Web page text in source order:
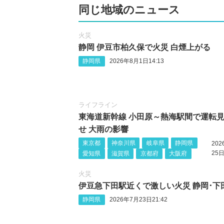
同じ地域のニュース
火災
静岡 伊豆市柏久保で火災 白煙上がる
静岡県 2026年8月1日14:13
ライフライン
東海道新幹線 小田原～熱海駅間で運転
せ 大雨の影響
東京都 神奈川県 岐阜県
静岡県
愛知県
滋賀県 京都府 大阪府
25
火災
伊豆急下田駅近くで激しい火災 静岡‪･‬下
静岡県 2026年7月23日21:42